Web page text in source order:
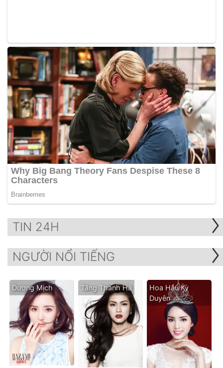
TIN 24H
NGƯỜI NỔI TIẾNG
Dương Mịch Tăng Thanh Hà
Hoa Hậu Kỳ
Duyên